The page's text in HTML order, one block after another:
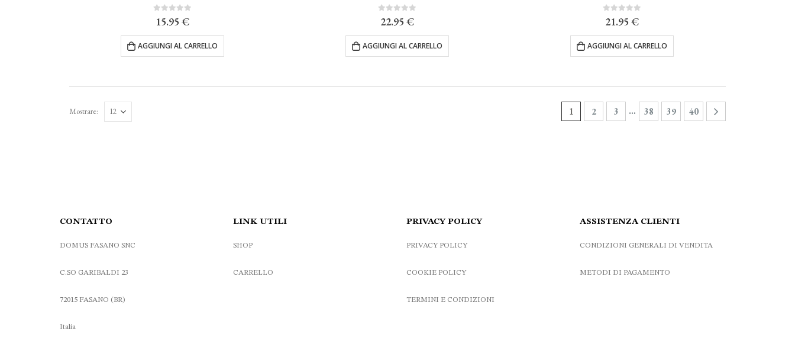
15.95€
AGGIUNGI AL CARRELLO
22.95€
AGGIUNGI AL CARRELLO
21.95€
AGGIUNGI AL CARRELLO
Mostrare: 1 2 3 … 38 39 40
CONTATTO
DOMUS FASANO SNC
C.SO GARIBALDI 23
72015 FASANO (BR)
Italia
LINK UTILI
SHOP
CARRELLO
PRIVACY POLICY
PRIVACY POLICY
COOKIE POLICY
TERMINI E CONDIZIONI
ASSISTENZA CLIENTI
CONDIZIONI GENERALI DI VENDITA
METODI DI PAGAMENTO